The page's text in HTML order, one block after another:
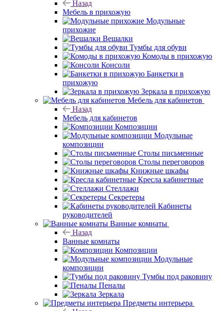
Назад
Мебель в прихожую
Модульные
прихожие
Вешалки
Тумбы для обуви
Комоды в прихожую
Консоли
Банкетки в
прихожую
Зеркала в прихожую
Мебель для кабинетов
Назад
Мебель для кабинетов
Композиции
Модульные
композиции
Столы письменные
Столы переговоров
Книжные шкафы
Кресла кабинетные
Стеллажи
Секретеры
Кабинеты
руководителей
Ванные комнаты
Назад
Ванные комнаты
Композиции
Модульные
композиции
Тумбы под раковину
Пеналы
Зеркала
Предметы интерьера